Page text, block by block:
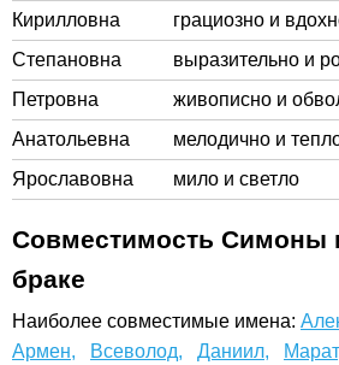
Кирилловна
грациозно и
Степановна
выразительно и
Петровна
живописно и
Анатольевна
мелодично и
Ярославовна
мило и светло
Совместимость Симоны
браке
Наиболее совместимые имена:
Армен,
Всеволод, Даниил,